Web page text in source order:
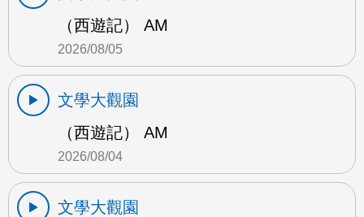
（西遊記） AM
2026/08/05
文學大觀園
（西遊記） AM
2026/08/04
文學大觀園